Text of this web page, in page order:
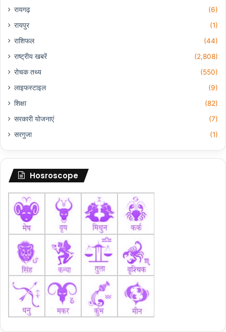
रायगढ़
(6)
रायपुर
(1)
राशिफल
(44)
राष्ट्रीय खबरें
(2,808)
रोचक तथ्य
(550)
लाइफस्टाइल
(9)
शिक्षा
(82)
सरकारी योजनाएं
(7)
सरगुजा
(1)
Hosroscope